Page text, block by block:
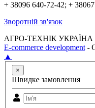
+ 38096 640-72-42; +
Зворотній зв'язок
АГРО-ТЕХНІК УКРАЇНА
E-commerce development -
▲
×
Швидке замовлення